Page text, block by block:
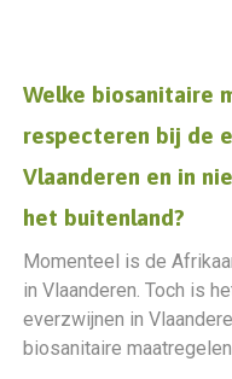
Welke biosanitaire
respecteren bij de
Vlaanderen en in
het buitenland?
Momenteel is de
in Vlaanderen. Toch is
everzwijnen in
biosanitaire